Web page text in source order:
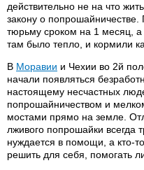
действительно не на что
закону о попрошайничестве.
тюрьму сроком на 1 месяц,
там было тепло, и кормили
В Моравии и Чехии во 2й
начали появляться
настоящему несчастных
попрошайничеством и
мостами прямо на земле.
лживого попрошайки всегда
нуждается в помощи, а кто-
решить для себя, помогать